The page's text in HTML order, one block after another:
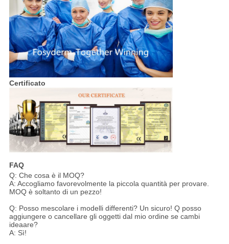
Certificato
FAQ
Q: Che cosa è il MOQ?
A: Accogliamo favorevolmente la piccola quantità per provare.
MOQ è soltanto di un pezzo!
Q: Posso mescolare i modelli differenti? Un sicuro! Q posso
aggiungere o cancellare gli oggetti dal mio ordine se cambi
ideaare?
A: Sì!